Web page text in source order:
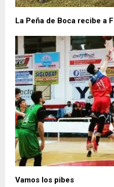
La Peña de Boca recibe a
Vamos los pibes